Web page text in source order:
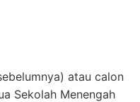
atau calon
Sekolah Menengah